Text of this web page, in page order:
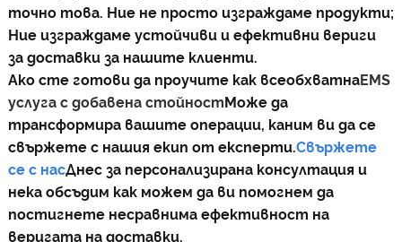
точно това. Ние не просто изграждаме продукти;
Ние изграждаме устойчиви и ефективни вериги
за доставки за нашите клиенти.
Ако сте готови да проучите как всеобхватнаEMS
услуга с добавена стойностМоже да
трансформира вашите операции, каним ви да се
свържете с нашия екип от експерти.Свържете
се с насДнес за персонализирана консултация и
нека обсъдим как можем да ви помогнем да
постигнете несравнима ефективност на
веригата на доставки.